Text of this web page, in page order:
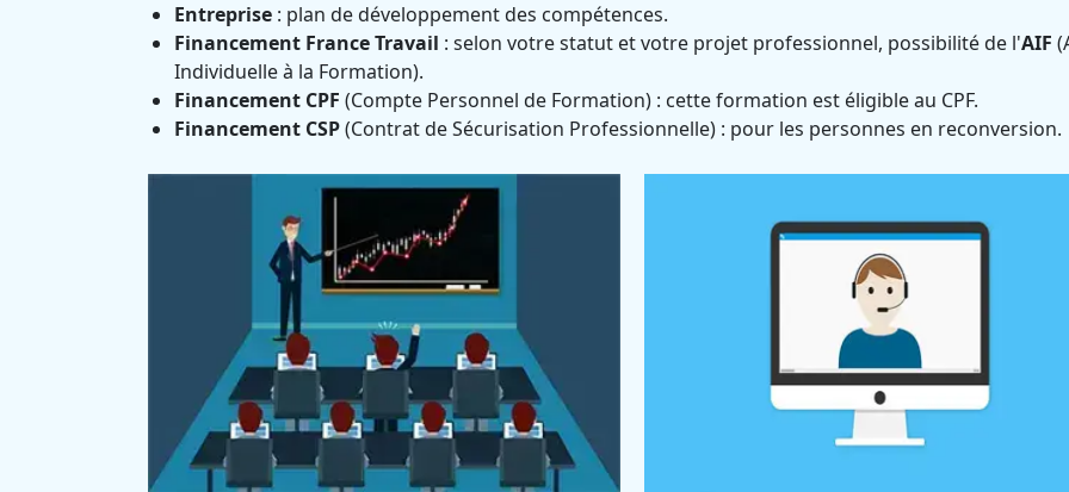
Entreprise : plan de développement des compétences.
Financement France Travail : selon votre statut et votre projet professionnel, possibilité de l'AIF
Individuelle à la Formation).
Financement CPF (Compte Personnel de Formation) : cette formation est éligible au CPF.
Financement CSP(Contrat de Sécurisation Professionnelle) : pour les personnes en reconversion.